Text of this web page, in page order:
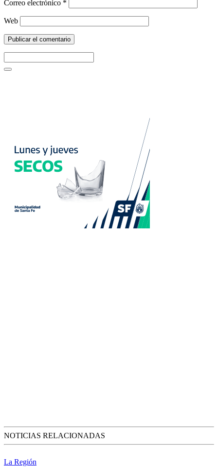
Correo electrónico *
Web
NOTICIAS RELACIONADAS
La Región